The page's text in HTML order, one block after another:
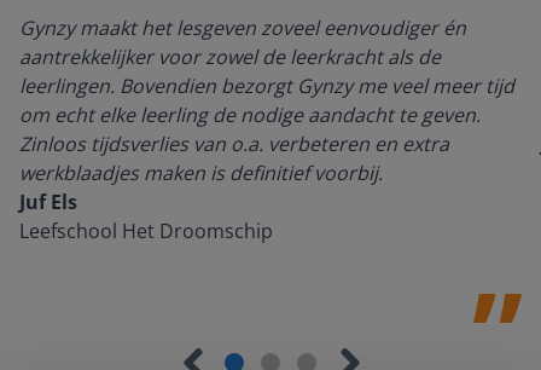
Gynzy maakt het lesgeven zoveel eenvoudiger én
aantrekkelijker voor zowel de leerkracht als de
leerlingen. Bovendien bezorgt Gynzy me veel meer tijd
om echt elke leerling de nodige aandacht te geven.
Zinloos tijdsverlies van o.a. verbeteren en extra
werkblaadjes maken is definitief voorbij.
Juf Els
Leefschool Het Droomschip